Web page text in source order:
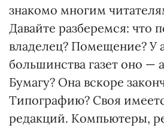
знакомо многим
Давайте разберемся: что
владелец? Помещение? У
большинства газет оно —
Бумагу? Она вскоре
Типографию? Своя
редакций. Компьютеры,